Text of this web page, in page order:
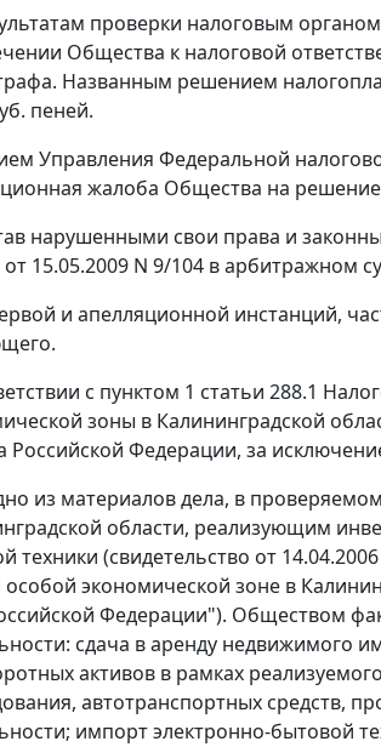
проверки налоговым
Общества к налоговой
Названным решением
пеней.
Управления Федеральной
жалоба Общества на
нарушенными свои права и
от 15.05.2009 N 9/104 в арбитражном
и апелляционной инстанций,
с пунктом 1 статьи 288.1
зоны в Калининградской
Российской Федерации, за
из материалов дела, в
области, реализующим
техники (свидетельство от
экономической зоне в
Федерации"). Обществом
сдача в аренду недвижимого
активов в рамках
автотранспортных средств,
импорт электронно-бытовой